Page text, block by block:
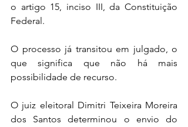
o artigo 15, inciso III, da Constituição
Federal.
O processo já transitou em julgado, o
que significa que não há mais
possibilidade de recurso.
O juiz eleitoral Dimitri Teixeira Moreira
dos Santos determinou o envio do